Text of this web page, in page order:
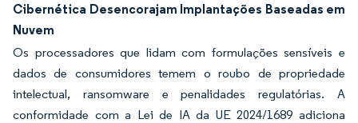
Cibernética Desencorajam Implantações Baseadas em
Nuvem
Os processadores que lidam com formulações sensíveis e
dados de consumidores temem o roubo de propriedade
intelectual, ransomware e penalidades regulatórias. A
conformidade com a Lei de IA da UE 2024/1689 adiciona